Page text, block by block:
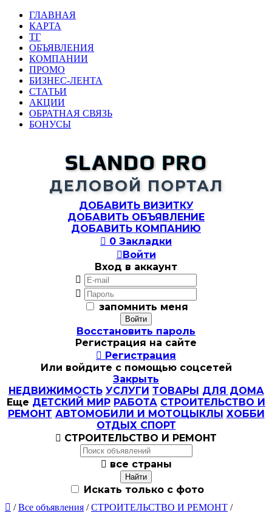
ГЛАВНАЯ
КАРТА
ТГ
ОБЪЯВЛЕНИЯ
КОМПАНИИ
ПРОМО
БИЗНЕС-ЛЕНТА
СТАТЬИ
АКЦИИ
ОБРАТНАЯ СВЯЗЬ
БОНУСЫ
SLANDO PRO
ДЕЛОВОЙ ПОРТАЛ
ДОБАВИТЬ ВИЗИТКУ
ДОБАВИТЬ ОБЪЯВЛЕНИЕ
ДОБАВИТЬ КОМПАНИЮ
 0 Закладки
Войти
Вход в аккаунт


запомнить меня
Восстановить пароль
Регистрация на сайте
 Регистрация
Или войдите с помощью соцсетей
Закрыть
НЕДВИЖИМОСТЬ УСЛУГИ ТОВАРЫ ДЛЯ ДОМА
Еще ДЕТСКИЙ МИР РАБОТА СТРОИТЕЛЬСТВО И
РЕМОНТ АВТОМОБИЛИ И МОТОЦЫКЛЫ ХОББИ
ОТДЫХ СПОРТ
 СТРОИТЕЛЬСТВО И РЕМОНТ
 все страны
Искать только с фото
 /Все объявления /СТРОИТЕЛЬСТВО И РЕМОНТ /